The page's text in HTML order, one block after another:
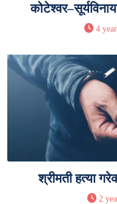
4
श्रीमती हत्या
2